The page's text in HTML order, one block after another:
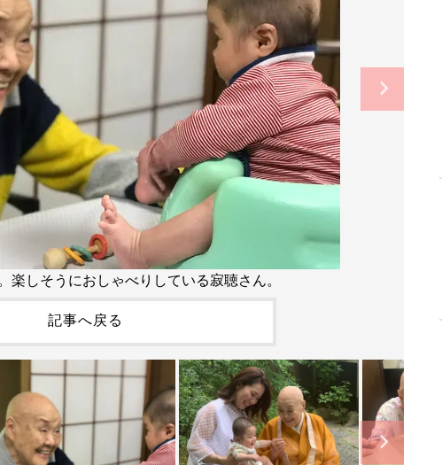
楽しそうにおしゃべりしている寂聴さん。
記事へ戻る